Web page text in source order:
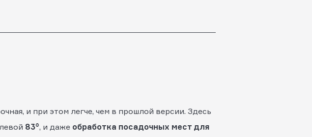
и при этом легче, чем в прошлой версии. Здесь
83°, и даже обработка посадочных мест для